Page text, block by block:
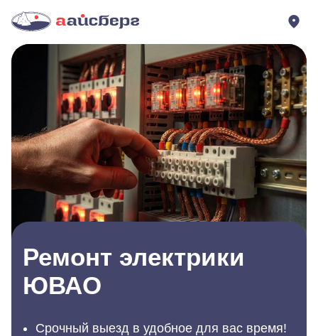
Ремонт электрики
ЮВАО
Срочный выезд в удобное для вас время!